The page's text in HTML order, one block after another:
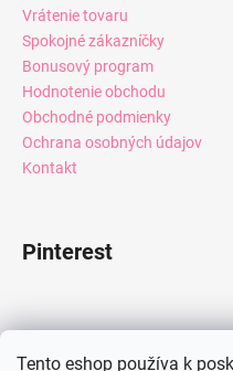
Tento eshop používa k
Vrátenie tovaru
Spokojné zákazníčky
Bonusový program
Hodnotenie obchodu
Obchodné podmienky
Ochrana osobných údajov
Kontakt
Pinterest